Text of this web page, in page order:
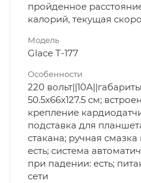
пройденное
калорий, текущая
Модель
Glace T-177
Особенности
220
50.5x66x127.5 см;
крепление
подставка для
стакана; ручная
есть; система
при падении: есть;
сети